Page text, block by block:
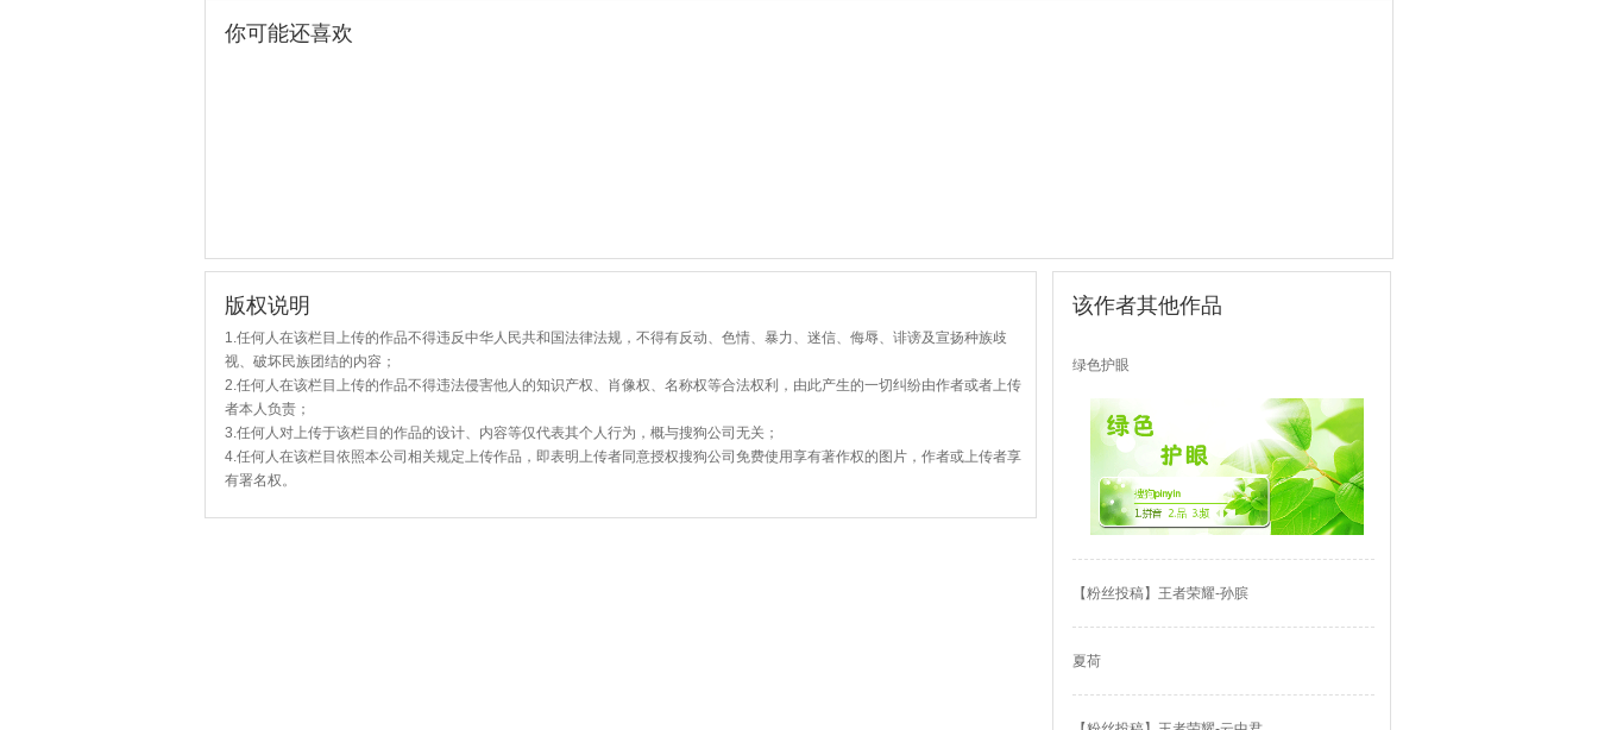
你可能还喜欢
版权说明
1.任何人在该栏目上传的作品不得违反中华人民共和国法律法规，不得有反动、色情、暴力、迷信、侮辱、诽谤及宣扬种族歧
视、破坏民族团结的内容；
2.任何人在该栏目上传的作品不得违法侵害他人的知识产权、肖像权、名称权等合法权利，由此产生的一切纠纷由作者或者上传
者本人负责；
3.任何人对上传于该栏目的作品的设计、内容等仅代表其个人行为，概与搜狗公司无关；
4.任何人在该栏目依照本公司相关规定上传作品，即表明上传者同意授权搜狗公司免费使用享有著作权的图片，作者或上传者享
有署名权。
该作者其他作品
绿色护眼
【粉丝投稿】王者荣耀-孙膑
夏荷